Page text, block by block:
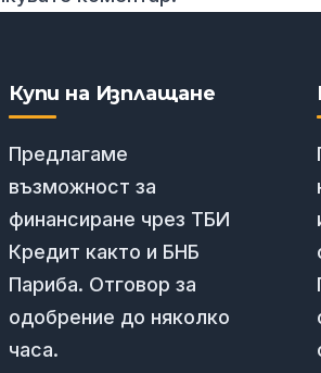
Купи на Изплащане
Предлагаме
възможност за
финансиране чрез ТБИ
Кредит както и БНБ
Париба. Отговор за
одобрение до няколко
часа.